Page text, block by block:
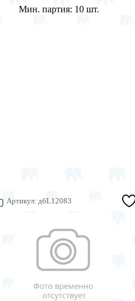
Мин. партия: 10 шт.
Артикул: дбL12083